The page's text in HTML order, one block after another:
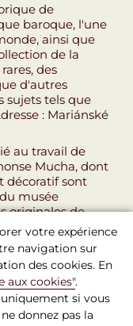
de
baroque, l'une
ainsi que
de la
des
d'autres
sujets tels que
: Mariánské
au travail de
Mucha, dont
décoratif sont
musée
originales de
et des objets
00 Prague 1
votre expérience
navigation sur
des cookies. En
aux cookies".
si vous
donnez pas la